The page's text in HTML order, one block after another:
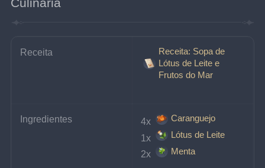
Culinária
Receita
Receita: Sopa de
Lótus de Leite e
Frutos do Mar
Ingredientes 4x
Caranguejo
1x
Lótus de Leite
2x
Menta